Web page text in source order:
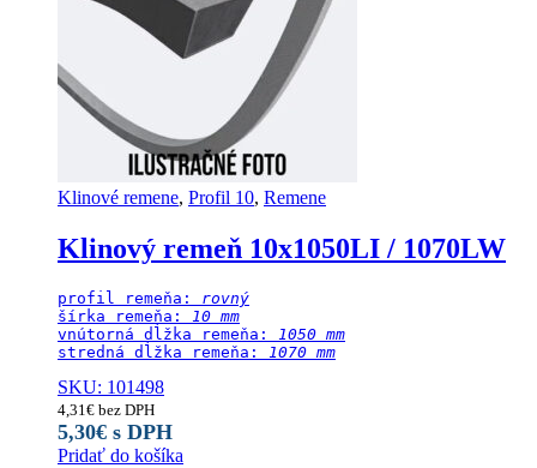
Klinové remene, Profil 10, Remene
Klinový remeň 10x1050LI / 1070LW
profil remeňa: rovný
šírka remeňa: 10 mm
vnútorná dĺžka remeňa: 1050 mm
stredná dĺžka remeňa:
1070 mm
SKU: 101498
4,31€ bez DPH
5,30€ s DPH
Pridať do košíka